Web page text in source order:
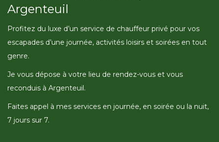
Argenteuil
Profitez du luxe d’un service de chauffeur privé pour vos
escapades d’une journée, activités loisirs et soirées en tout
genre.
Je vous dépose à votre lieu de rendez-vous et vous
reconduis à Argenteuil.
Faites appel à mes services en journée, en soirée ou la nuit,
7 jours sur 7.